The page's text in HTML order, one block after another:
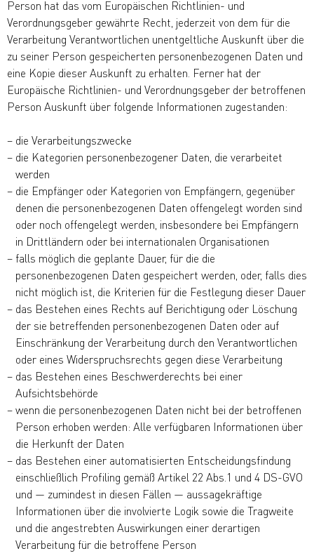
Person hat das vom Europäischen Richtlinien- und
Verordnungsgeber gewährte Recht, jederzeit von dem für die
Verarbeitung Verantwortlichen unentgeltliche Auskunft über die
zu seiner Person gespeicherten personenbezogenen Daten und
eine Kopie dieser Auskunft zu erhalten. Ferner hat der
Europäische Richtlinien- und Verordnungsgeber der betroffenen
Person Auskunft über folgende Informationen zugestanden:
die Verarbeitungszwecke
die Kategorien personenbezogener Daten, die verarbeitet
werden
die Empfänger oder Kategorien von Empfängern, gegenüber
denen die personenbezogenen Daten offengelegt worden sind
oder noch offengelegt werden, insbesondere bei Empfängern
in Drittländern oder bei internationalen Organisationen
falls möglich die geplante Dauer, für die die
personenbezogenen Daten gespeichert werden, oder, falls dies
nicht möglich ist, die Kriterien für die Festlegung dieser Dauer
das Bestehen eines Rechts auf Berichtigung oder Löschung
der sie betreffenden personenbezogenen Daten oder auf
Einschränkung der Verarbeitung durch den Verantwortlichen
oder eines Widerspruchsrechts gegen diese Verarbeitung
das Bestehen eines Beschwerderechts bei einer
Aufsichtsbehörde
wenn die personenbezogenen Daten nicht bei der betroffenen
Person erhoben werden: Alle verfügbaren Informationen über
die Herkunft der Daten
das Bestehen einer automatisierten Entscheidungsfindung
einschließlich Profiling gemäß Artikel 22 Abs.1 und 4 DS-GVO
und — zumindest in diesen Fällen — aussagekräftige
Informationen über die involvierte Logik sowie die Tragweite
und die angestrebten Auswirkungen einer derartigen
Verarbeitung für die betroffene Person